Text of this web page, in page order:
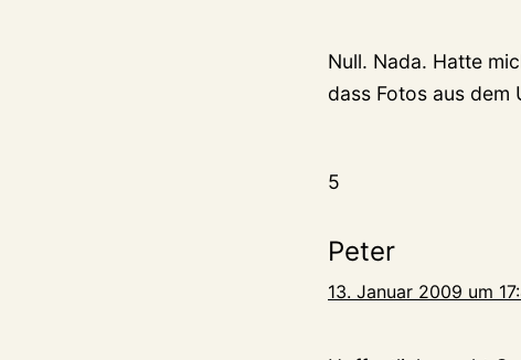
Null. Nada. Hatte
dass Fotos aus
5
Peter
13. Januar 2009 um